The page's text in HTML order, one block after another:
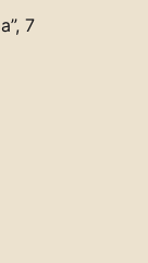
7